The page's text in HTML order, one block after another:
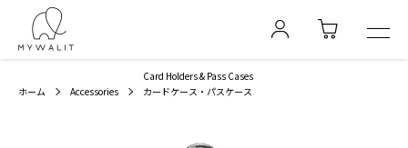
ホーム Accessories
Card Holders & Pass Cases
カードケース・パスケース